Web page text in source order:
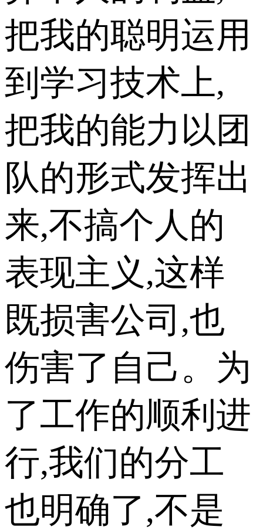
把我的聪明运用
到学习技术上,
把我的能力以团
队的形式发挥出
来,不搞个人的
表现主义,这样
既损害公司,也
伤害了自己。为
了工作的顺利进
行,我们的分工
也明确了,不是